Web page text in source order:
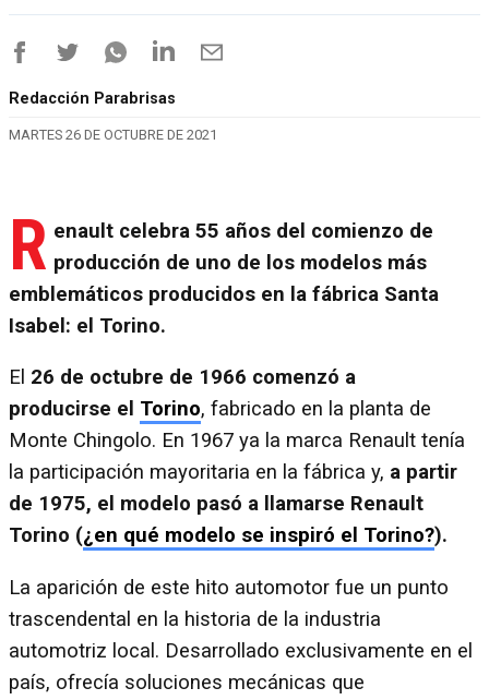
Redacción Parabrisas
MARTES 26 DE OCTUBRE DE 2021
R enault celebra 55 años del comienzo de
producción de uno de los modelos más
emblemáticos producidos en la fábrica Santa
Isabel: el Torino.
El 26 de octubre de 1966 comenzó a
producirse el Torino, fabricado en la planta de
Monte Chingolo. En 1967 ya la marca Renault tenía
la participación mayoritaria en la fábrica y, a partir
de 1975, el modelo pasó a llamarse Renault
Torino (¿en qué modelo se inspiró el Torino?).
La aparición de este hito automotor fue un punto
trascendental en la historia de la industria
automotriz local. Desarrollado exclusivamente en el
país, ofrecía soluciones mecánicas que